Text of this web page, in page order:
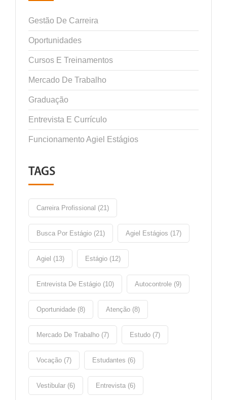
Gestão De Carreira
Oportunidades
Cursos E Treinamentos
Mercado De Trabalho
Graduação
Entrevista E Currículo
Funcionamento Agiel Estágios
TAGS
Carreira Profissional (21)
Busca Por Estágio (21) Agiel Estágios (17)
Agiel (13) Estágio (12)
Entrevista De Estágio (10) Autocontrole (9)
Oportunidade (8) Atenção (8)
Mercado De Trabalho (7) Estudo (7)
Vocação (7) Estudantes (6)
Vestibular (6) Entrevista (6)